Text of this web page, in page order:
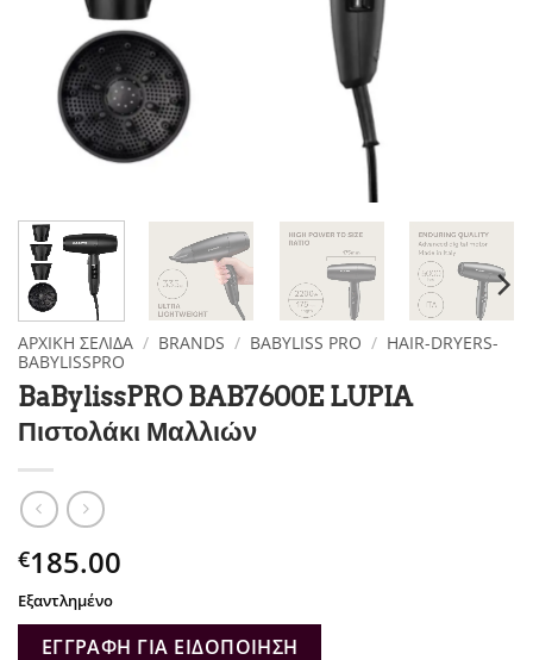
ΑΡΧΙΚΉ ΣΕΛΊΔΑ / BRANDS / BABYLISS PRO / HAIR-DRYERS-
BABYLISSPRO
BaBylissPRO BAB7600E LUPIA
Πιστολάκι Μαλλιών
€185.00
Εξαντλημένο
ΕΓΓΡΑΦΉ ΓΙΑ ΕΙΔΟΠΟΊΗΣΗ